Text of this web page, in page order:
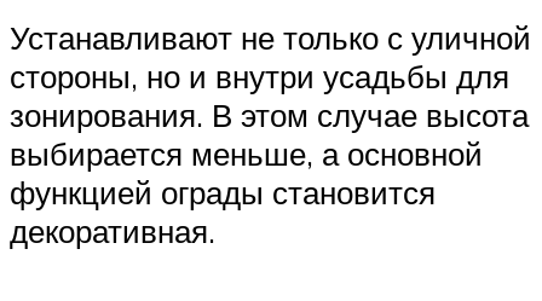
Устанавливают не только с уличной
стороны, но и внутри усадьбы для
зонирования. В этом случае высота
выбирается меньше, а основной
функцией ограды становится
декоративная.